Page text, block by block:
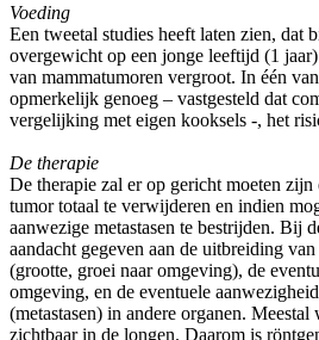
Voeding
Een tweetal studies heeft laten zien, dat
overgewicht op een jonge leeftijd (1
van mammatumoren vergroot. In één
opmerkelijk genoeg – vastgesteld dat
vergelijking met eigen kooksels -, het
De therapie
De therapie zal er op gericht moeten
tumor totaal te verwijderen en indien
aanwezige metastasen te bestrijden. Bij
aandacht gegeven aan de uitbreiding
(grootte, groei naar omgeving), de
omgeving, en de eventuele
(metastasen) in andere organen. Meestal
zichtbaar in de longen. Daarom is